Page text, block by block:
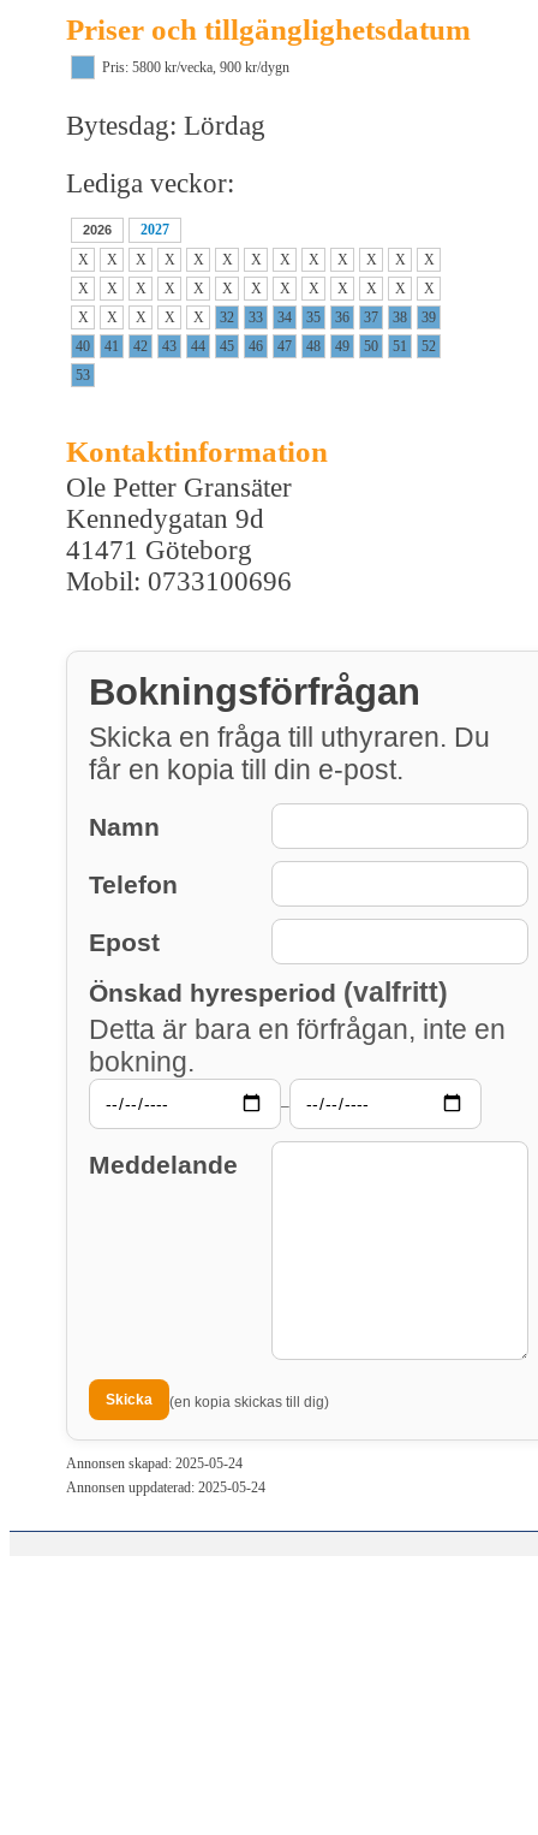
Priser och tillgänglighetsdatum
Pris: 5800 kr/vecka, 900 kr/dygn
Bytesdag: Lördag
Lediga veckor:
2026
2027
X
X X X X X X X X X X X
X
X
X X X X X X X X X X X
X
X
X X X X 32 33 34 35 36 37 38
39
40
41 42 43 44 45 46 47 48 49 50 51
52
53
Kontaktinformation
Ole Petter Gransäter
Kennedygatan 9d
41471 Göteborg
Mobil: 0733100696
Bokningsförfrågan
Skicka en fråga till uthyraren. Du
får en kopia till din e-post.
Namn
Telefon
Epost
Önskad hyresperiod (valfritt)
Detta är bara en förfrågan, inte en
bokning.
–
Meddelande
(en kopia skickas till dig)
Annonsen skapad: 2025-05-24
Annonsen uppdaterad: 2025-05-24